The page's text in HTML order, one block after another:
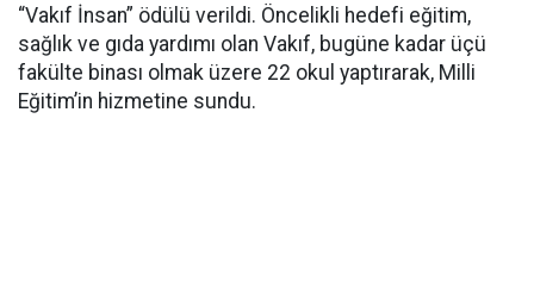
“Vakıf İnsan” ödülü verildi. Öncelikli hedefi eğitim,
sağlık ve gıda yardımı olan Vakıf, bugüne kadar üçü
fakülte binası olmak üzere 22 okul yaptırarak, Milli
Eğitim’in hizmetine sundu.